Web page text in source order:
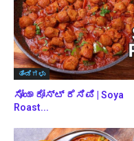
ತಿಂಡಿಗಳು
ಸೋಯಾ ರೋಸ್ಟ್ ರೆಸಿಪಿ | Soya
Roast...